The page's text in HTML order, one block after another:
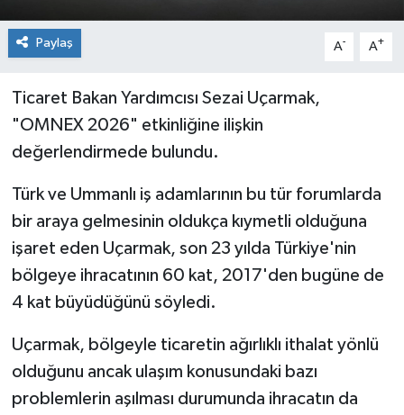
Paylaş A- A+
Ticaret Bakan Yardımcısı Sezai Uçarmak,
"OMNEX 2026" etkinliğine ilişkin
değerlendirmede bulundu.
Türk ve Ummanlı iş adamlarının bu tür forumlarda
bir araya gelmesinin oldukça kıymetli olduğuna
işaret eden Uçarmak, son 23 yılda Türkiye'nin
bölgeye ihracatının 60 kat, 2017'den bugüne de
4 kat büyüdüğünü söyledi.
Uçarmak, bölgeyle ticaretin ağırlıklı ithalat yönlü
olduğunu ancak ulaşım konusundaki bazı
problemlerin aşılması durumunda ihracatın da